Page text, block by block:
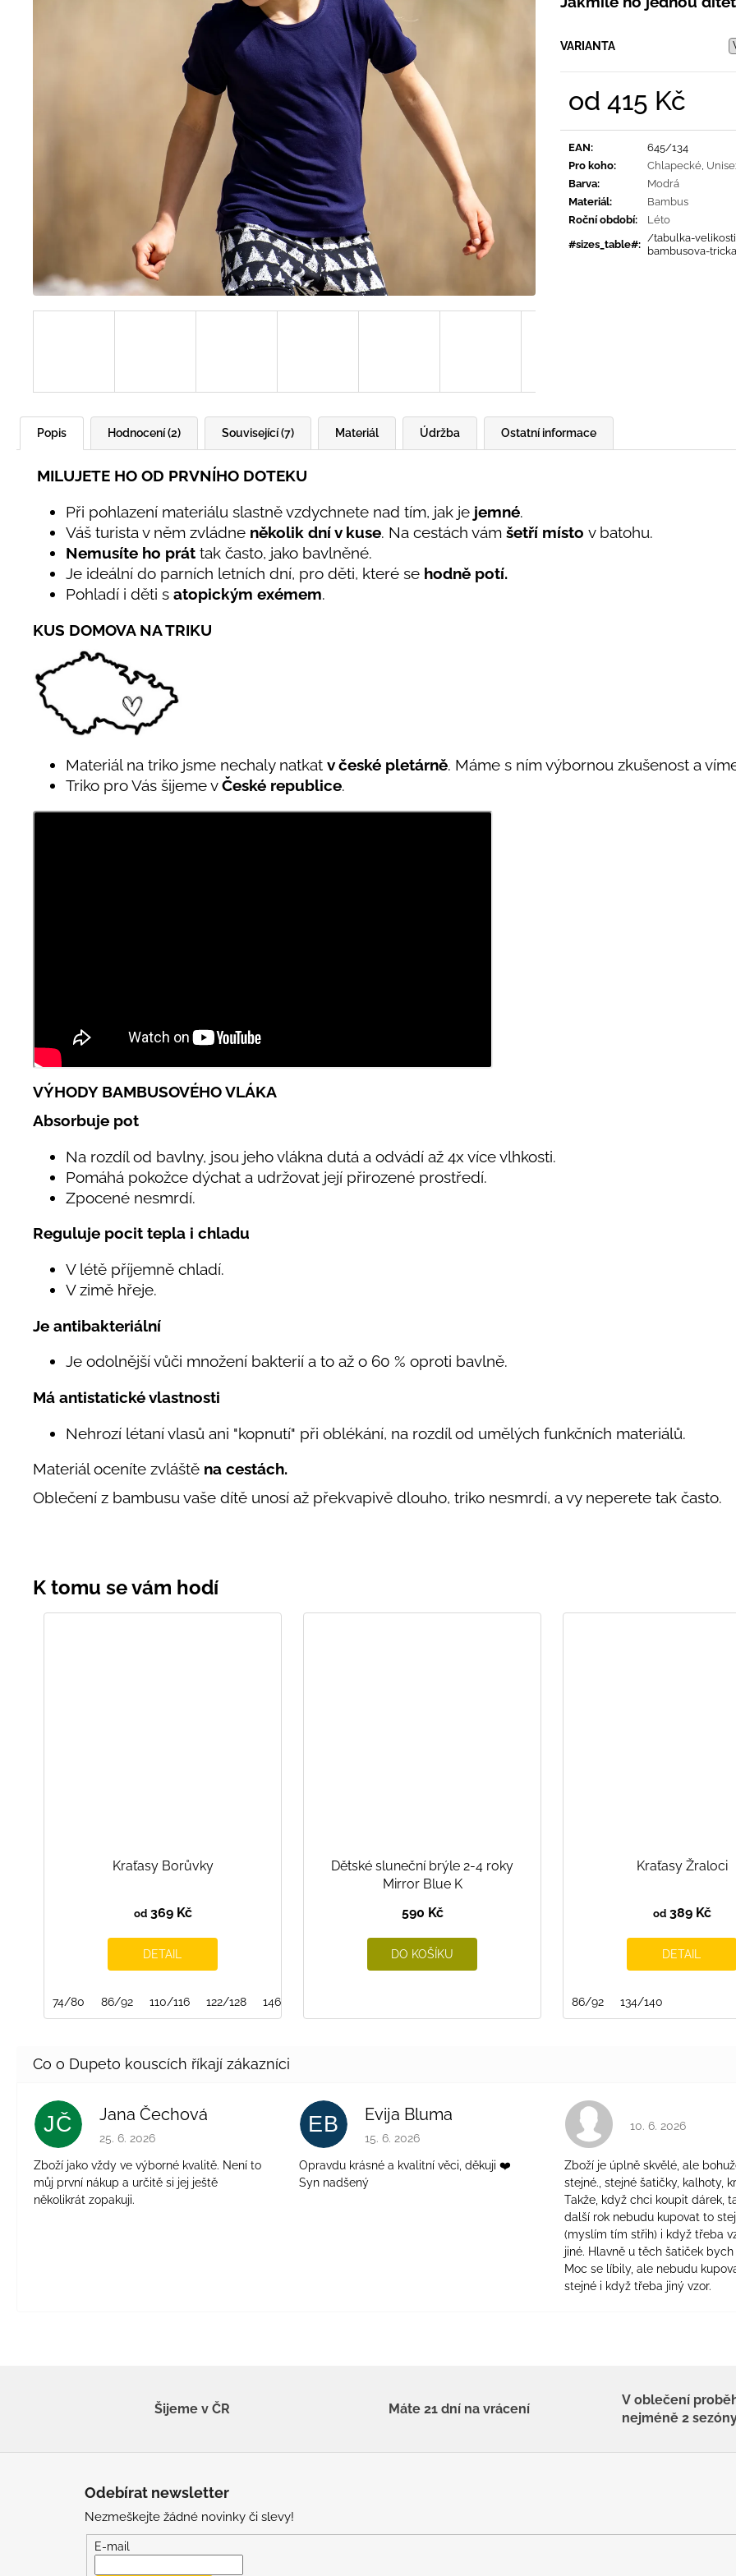
VARIANTA
od 415 Kč
EAN:
645/134
Pro koho: Chlapecké
Barva:
Modrá
Materiál:
Bambus
Roční období:
Léto
#sizes_table#:
/tabulka-
bambusova-
Popis Hodnocení (2) Související (7) Ostatní informace
Materiál Údržba
MILUJETE HO OD PRVNÍHO DOTEKU
Při pohlazení materiálu slastně vzdychnete nad tím, jak je jemné.
Váš turista v něm zvládne několik dní v kuse. Na cestách vám šetří místo v batohu.
Nemusíte ho prát tak často, jako bavlněné.
Je ideální do parních letních dní, pro děti, které se hodně potí.
Pohladí i děti s atopickým exémem.
KUS DOMOVA NA TRIKU
Materiál na triko jsme nechaly natkat v české pletárně. Máme s ním výbornou zkušenost a
Triko pro Vás šijeme vČeské republice.
VÝHODY BAMBUSOVÉHO VLÁKA
Absorbuje pot
Na rozdíl od bavlny, jsou jeho vlákna dutá a odvádí až 4x více vlhkosti.
Pomáhá pokožce dýchat a udržovat její přirozené prostředí.
Zpocené nesmrdí.
Reguluje pocit tepla i chladu
V létě příjemně chladí.
V zimě hřeje.
Je antibakteriální
Je odolnější vůči množení bakterií a to až o 60 % oproti bavlně.
Má antistatické vlastnosti
Nehrozí létaní vlasů ani "kopnutí" při oblékání, na rozdíl od umělých funkčních materiálů.
Materiál oceníte zvláště na cestách.
Oblečení z bambusu vaše dítě unosí až překvapivě dlouho, triko nesmrdí, a vy neperete tak často.
Kraťasy Borůvky
od369 Kč
DETAIL
74/80 86/92 110/116 122/128 146/152
Dětské sluneční brýle 2-4 roky
Mirror Blue K
590 Kč
DO KOŠÍKU
Kraťasy Žraloci
od389 Kč
DETAIL
86/92 134/140
JČ Jana Čechová
Hodnocení obchodu je 5 z 5 hvězdiček.
25. 6. 2026
Zboží jako vždy ve výborné kvalitě. Není to
můj první nákup a určitě si jej ještě
několikrát zopakuji.
EB Evija Bluma
Hodnocení obchodu je 5 z 5 hvězdiček.
15. 6. 2026
Opravdu krásné a kvalitní věci, děkuji ❤️
Syn nadšený
Hodnocení
10. 6. 2026
Zboží je úplně skvělé, ale
stejné., stejné šatičky, kalhoty,
Takže, když chci koupit dárek,
další rok nebudu kupovat to
(myslím tím střih) i když třeba
jiné. Hlavně u těch šatiček
Moc se líbily, ale nebudu
stejné i když třeba jiný vzor.
395 Kč
Šijeme v ČR Máte 21 dní na vrácení
V oblečení
nejméně 2
Odebírat newsletter
Nezmeškejte žádné novinky či slevy!
E-mail